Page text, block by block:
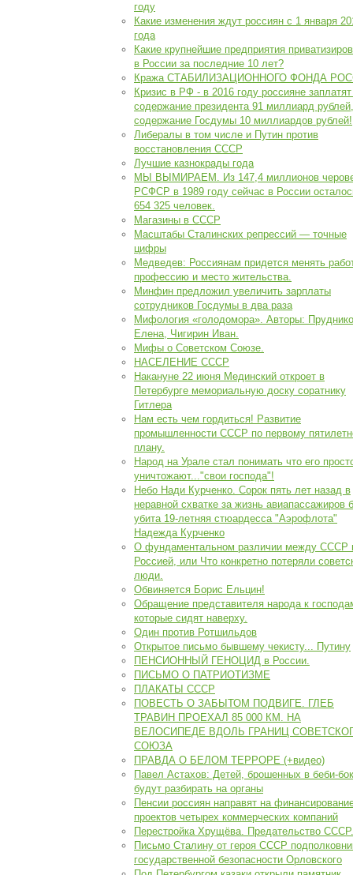
году
Какие изменения ждут россиян с 1 января
года
Какие крупнейшие предприятия
в России за последние 10 лет?
Кража СТАБИЛИЗАЦИОННОГО ФОНДА
Кризис в РФ - в 2016 году россияне заплатят
содержание президента 91 миллиард
содержание Госдумы 10 миллиардов рублей!
Либералы в том числе и Путин против
восстановления СССР
Лучшие казнокрады года
МЫ ВЫМИРАЕМ. Из 147,4 миллионов
РСФСР в 1989 году сейчас в России
654 325 человек.
Магазины в СССР
Масштабы Сталинских репрессий — точные
цифры
Медведев: Россиянам придется менять
профессию и место жительства.
Минфин предложил увеличить зарплаты
сотрудников Госдумы в два раза
Мифология «голодомора». Авторы:
Елена, Чигирин Иван.
Мифы о Советском Союзе.
НАСЕЛЕНИЕ СССР
Накануне 22 июня Мединский откроет в
Петербурге мемориальную доску соратнику
Гитлера
Нам есть чем гордиться! Развитие
промышленности СССР по первому
плану.
Народ на Урале стал понимать что его
уничтожают..."свои господа"!
Небо Нади Курченко. Сорок пять лет назад в
неравной схватке за жизнь авиапассажиров
убита 19-летняя стюардесса "Аэрофлота"
Надежда Курченко
О фундаментальном различии между СССР
Россией, или Что конкретно потеряли
люди.
Обвиняется Борис Ельцин!
Обращение представителя народа к
которые сидят наверху.
Один против Ротшильдов
Открытое письмо бывшему чекисту... Путину
ПЕНСИОННЫЙ ГЕНОЦИД в России.
ПИСЬМО О ПАТРИОТИЗМЕ
ПЛАКАТЫ СССР
ПОВЕСТЬ О ЗАБЫТОМ ПОДВИГЕ. ГЛЕБ
ТРАВИН ПРОЕХАЛ 85 000 КМ. НА
ВЕЛОСИПЕДЕ ВДОЛЬ ГРАНИЦ
СОЮЗА
ПРАВДА О БЕЛОМ ТЕРРОРЕ (+видео)
Павел Астахов: Детей, брошенных в беби-
будут разбирать на органы
Пенсии россиян направят на
проектов четырех коммерческих компаний
Перестройка Хрущёва. Предательство СССР.
Письмо Сталину от героя СССР
государственной безопасности Орловского